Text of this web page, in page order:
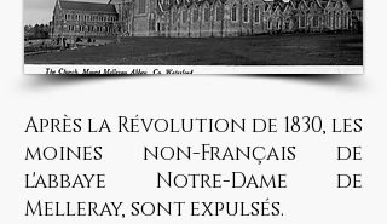
Après la Révolution de 1830, les
moines non-Français de
l'abbaye Notre-Dame de
Melleray, sont expulsés.